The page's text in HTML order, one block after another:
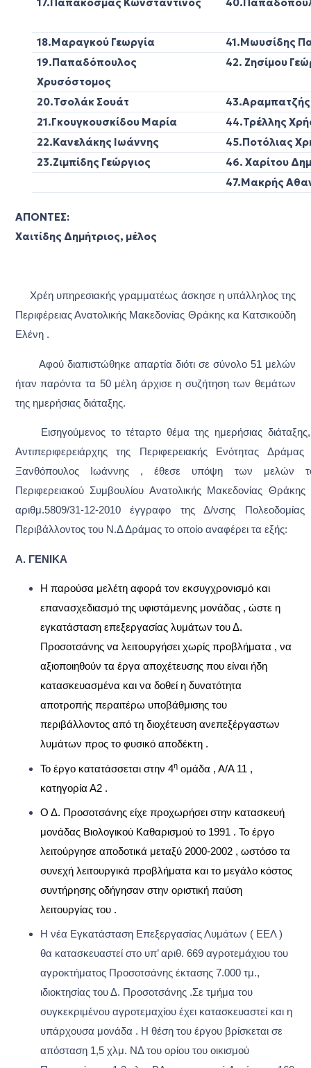
18.Μαραγκού Γεωργία
41.Μωυσίδης
19.Παπαδόπουλος
Χρυσόστομος
42. Ζησίμου
20.Τσολάκ Σουάτ
21.Γκουγκουσκίδου Μαρία
22.Κανελάκης Ιωάννης
45.Ποτόλιας
23.Ζιμπίδης Γεώργιος
46.
47.Μακρής
ΑΠΟΝΤΕΣ:
Χαιτίδης Δημήτριος, μέλος
Χρέη υπηρεσιακής γραμματέως άσκησε η υπάλληλος της
Περιφέρειας Ανατολικής Μακεδονίας Θράκης κα Κατσικούδη
Ελένη .
Αφού διαπιστώθηκε απαρτία διότι σε σύνολο 51 μελών
ήταν παρόντα τα 50 μέλη άρχισε η συζήτηση των θεμάτων
της ημερήσιας διάταξης.
Εισηγούμενoς το τέταρτο θέμα της ημερήσιας
Aντιπεριφερειάρχης της Περιφερειακής Ενότητας Δράμας
Ξανθόπουλος Ιωάννης , έθεσε υπόψη των μελών
Περιφερειακού Συμβουλίου Ανατολικής Μακεδονίας Θράκης
αριθμ.5809/31-12-2010 έγγραφο της Δ/νσης
Περιβάλλοντος του Ν.Δ Δράμας το οποίο αναφέρει τα εξής:
Α. ΓΕΝΙΚΑ
Η παρούσα μελέτη αφορά τον εκσυγχρονισμό και
επανασχεδιασμό της υφιστάμενης μονάδας , ώστε η
εγκατάσταση επεξεργασίας λυμάτων του Δ.
Προσοτσάνης να λειτουργήσει χωρίς προβλήματα , να
αξιοποιηθούν τα έργα αποχέτευσης που είναι ήδη
κατασκευασμένα και να δοθεί η δυνατότητα
αποτροπής περαιτέρω υποβάθμισης του
περιβάλλοντος από τη διοχέτευση ανεπεξέργαστων
λυμάτων προς το φυσικό αποδέκτη .
Το έργο κατατάσσεται στην 4η ομάδα , Α/Α 11 ,
κατηγορία Α2 .
Ο Δ. Προσοτσάνης είχε προχωρήσει στην κατασκευή
μονάδας Βιολογικού Καθαρισμού το 1991 . Το έργο
λειτούργησε αποδοτικά μεταξύ 2000-2002 , ωστόσο τα
συνεχή λειτουργικά προβλήματα και το μεγάλο κόστος
συντήρησης οδήγησαν στην οριστική παύση
λειτουργίας του .
Η νέα Εγκατάσταση Επεξεργασίας Λυμάτων ( ΕΕΛ )
θα κατασκευαστεί στο υπ’ αριθ. 669 αγροτεμάχιου του
αγροκτήματος Προσοτσάνης έκτασης 7.000 τμ.,
ιδιοκτησίας του Δ. Προσοτσάνης .Σε τμήμα του
συγκεκριμένου αγροτεμαχίου έχει κατασκευαστεί και η
υπάρχουσα μονάδα . Η θέση του έργου βρίσκεται σε
απόσταση 1,5 χλμ. ΝΔ του ορίου του οικισμού